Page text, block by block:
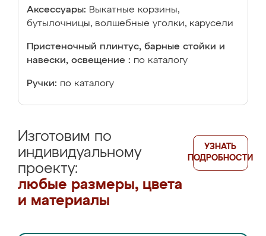
Аксессуары: Выкатные корзины,
бутылочницы, волшебные уголки, карусели
Пристеночный плинтус, барные стойки и
навески, освещение : по каталогу
Ручки: по каталогу
Изготовим по
индивидуальному
проекту:
любые размеры, цвета
и материалы
УЗНАТЬ
ПОДРОБНОСТИ